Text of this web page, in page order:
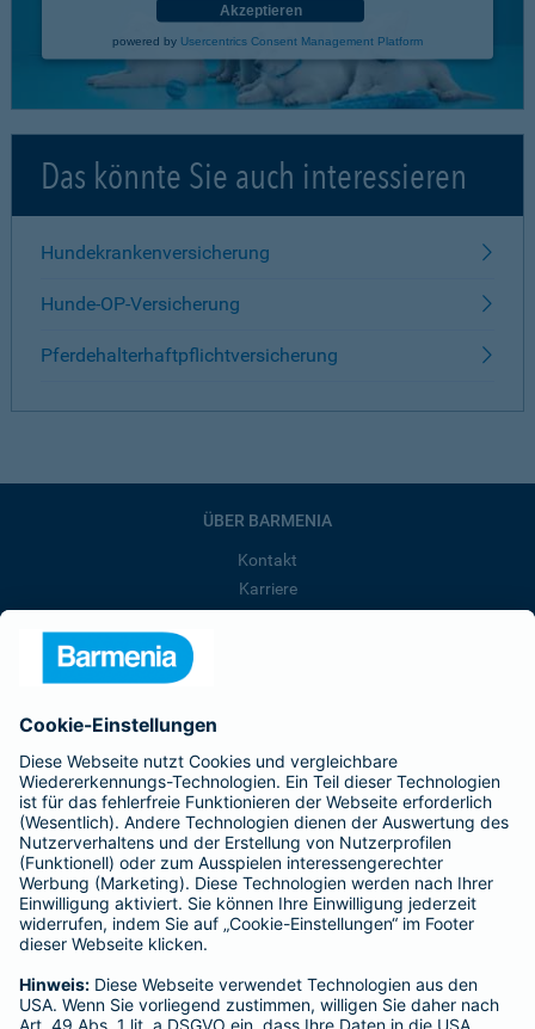
Akzeptieren
powered by Usercentrics Consent Management Platform
Das könnte Sie auch interessieren
Hundekrankenversicherung
Hunde-OP-Versicherung
Pferdehalterhaftpflichtversicherung
ÜBER BARMENIA
Kontakt
Karriere
Barmenia ist Teil der BarmeniaGothaer
BELIEBTE SEITEN
Kranken-Zusatzversicherung
Tierversicherungen
Haftpflichtversicherung
Hausratversicherung
Adresse ändern